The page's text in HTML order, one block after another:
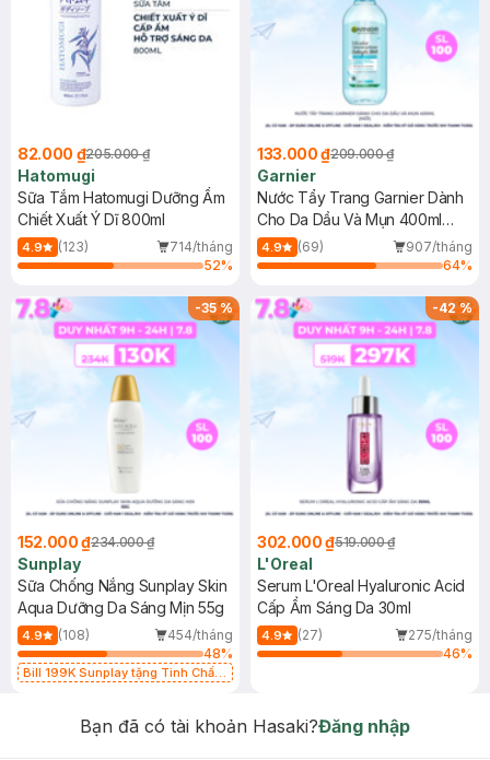
82.000 ₫205.000 ₫
Hatomugi
Sữa Tắm Hatomugi Dưỡng Ẩm
Chiết Xuất Ý Dĩ 800ml
4.9 (123)
714/tháng
52%
133.000 ₫209.000 ₫
Garnier
Nước Tẩy Trang Garnier Dành
Cho Da Dầu Và Mụn 400ml
(Mới)
4.9 (69)
907/tháng
64%
-35%
152.000 ₫234.000 ₫
Sunplay
Sữa Chống Nắng Sunplay Skin
Aqua Dưỡng Da Sáng Mịn 55g
4.9 (108)
454/tháng
48%
Bill 199K Sunplay tặng Tinh Chất
-42%
302.000 ₫519.000 ₫
L'Oreal
Serum L'Oreal Hyaluronic Acid
Cấp Ẩm Sáng Da 30ml
4.9 (27)
275/tháng
46%
Bạn đã có tài khoản Hasaki?Đăng nhập